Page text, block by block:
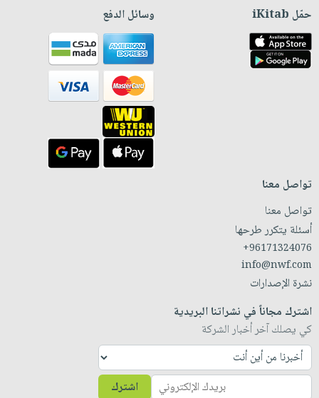
حمّل iKitab وسائل الدفع
تواصل معنا
تواصل معنا
أسئلة يتكرر طرحها
+96171324076
info@nwf.com
نشرة الإصدارات
اشترك مجاناً في نشراتنا البريدية
كي يصلك آخر أخبار الشركة
اشترك